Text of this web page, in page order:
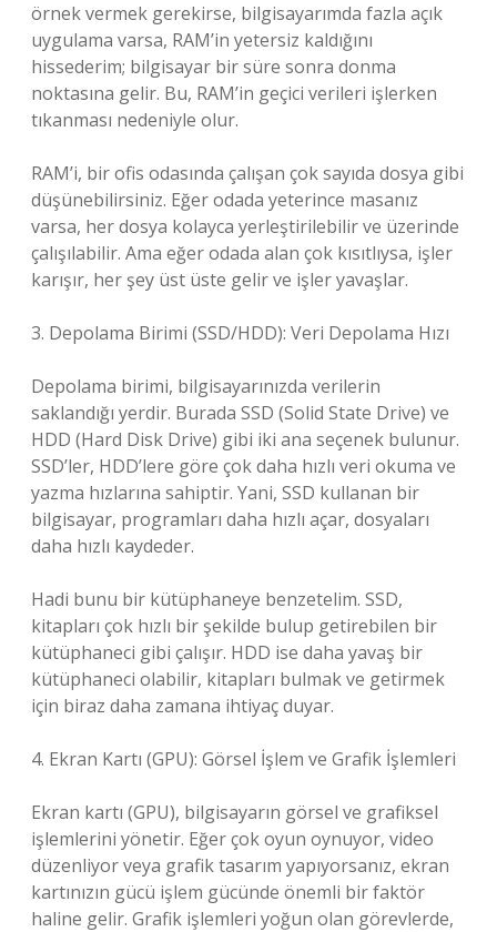
örnek vermek gerekirse, bilgisayarımda fazla açık
uygulama varsa, RAM’in yetersiz kaldığını
hissederim; bilgisayar bir süre sonra donma
noktasına gelir. Bu, RAM’in geçici verileri işlerken
tıkanması nedeniyle olur.
RAM’i, bir ofis odasında çalışan çok sayıda dosya gibi
düşünebilirsiniz. Eğer odada yeterince masanız
varsa, her dosya kolayca yerleştirilebilir ve üzerinde
çalışılabilir. Ama eğer odada alan çok kısıtlıysa, işler
karışır, her şey üst üste gelir ve işler yavaşlar.
3. Depolama Birimi (SSD/HDD): Veri Depolama Hızı
Depolama birimi, bilgisayarınızda verilerin
saklandığı yerdir. Burada SSD (Solid State Drive) ve
HDD (Hard Disk Drive) gibi iki ana seçenek bulunur.
SSD’ler, HDD’lere göre çok daha hızlı veri okuma ve
yazma hızlarına sahiptir. Yani, SSD kullanan bir
bilgisayar, programları daha hızlı açar, dosyaları
daha hızlı kaydeder.
Hadi bunu bir kütüphaneye benzetelim. SSD,
kitapları çok hızlı bir şekilde bulup getirebilen bir
kütüphaneci gibi çalışır. HDD ise daha yavaş bir
kütüphaneci olabilir, kitapları bulmak ve getirmek
için biraz daha zamana ihtiyaç duyar.
4. Ekran Kartı (GPU): Görsel İşlem ve Grafik İşlemleri
Ekran kartı (GPU), bilgisayarın görsel ve grafiksel
işlemlerini yönetir. Eğer çok oyun oynuyor, video
düzenliyor veya grafik tasarım yapıyorsanız, ekran
kartınızın gücü işlem gücünde önemli bir faktör
haline gelir. Grafik işlemleri yoğun olan görevlerde,